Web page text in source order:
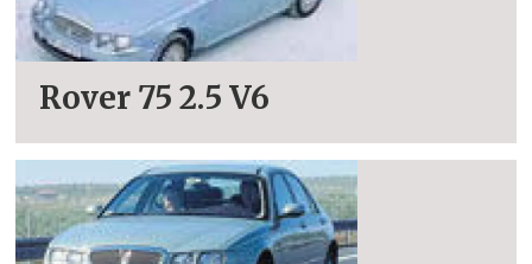
Rover 75 2.5 V6